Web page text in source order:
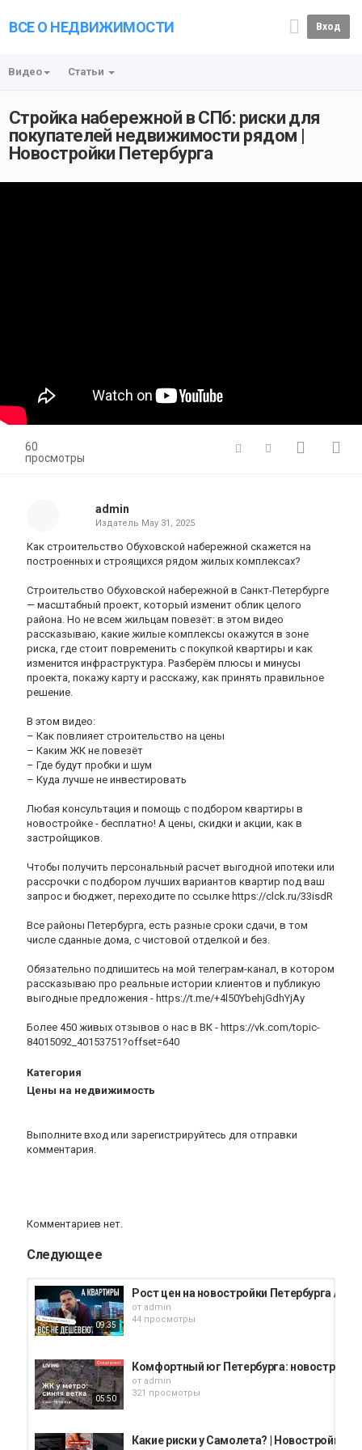
ВСЕ О НЕДВИЖИМОСТИ Вход
Видео Статьи
Стройка набережной в СПб: риски для
покупателей недвижимости рядом |
Новостройки Петербурга
60
просмотры
admin
Издатель May 31, 2025
Как строительство Обуховской набережной скажется на
построенных и строящихся рядом жилых комплексах?
Строительство Обуховской набережной в Санкт-Петербурге
— масштабный проект, который изменит облик целого
района. Но не всем жильцам повезёт: в этом видео
рассказываю, какие жилые комплексы окажутся в зоне
риска, где стоит повременить с покупкой квартиры и как
изменится инфраструктура. Разберём плюсы и минусы
проекта, покажу карту и расскажу, как принять правильное
решение.
В этом видео:
– Как повлияет строительство на цены
– Каким ЖК не повезёт
– Где будут пробки и шум
– Куда лучше не инвестировать
Любая консультация и помощь с подбором квартиры в
новостройке - бесплатно! А цены, скидки и акции, как в
застройщиков.
Чтобы получить персональный расчет выгодной ипотеки или
рассрочки с подбором лучших вариантов квартир под ваш
запрос и бюджет, переходите по ссылке https://clck.ru/33isdR
Все районы Петербурга, есть разные сроки сдачи, в том
числе сданные дома, с чистовой отделкой и без.
Обязательно подпишитесь на мой телеграм-канал, в котором
рассказываю про реальные истории клиентов и публикую
выгодные предложения - https://t.me/+4l50YbehjGdhYjAy
Более 450 живых отзывов о нас в ВК - https://vk.com/topic-
84015092_40153751?offset=640
Категория
Цены на недвижимость
Выполните вход или зарегистрируйтесь для отправки
комментария.
Комментариев нет.
Следующее
09:35
Рост цен на новостройки Петербурга /
от admin
44 просмотры
05:50
Комфортный юг Петербурга:
от admin
321 просмотры
Какие риски у Самолета? | Новостройки